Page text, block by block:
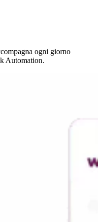
ogni giorno
Automation.